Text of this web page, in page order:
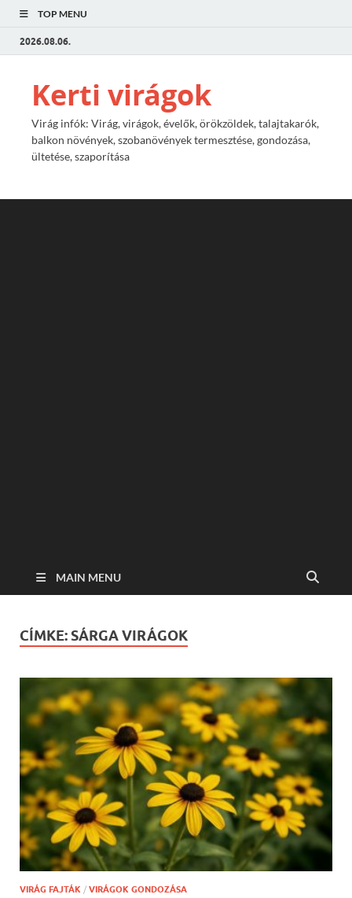
TOP MENU
2026.08.06.
Kerti virágok
Virág infók: Virág, virágok, évelők, örökzöldek, talajtakarók,
balkon növények, szobanövények termesztése, gondozása,
ültetése, szaporítása
MAIN MENU
CÍMKE: SÁRGA VIRÁGOK
VIRÁG FAJTÁK / VIRÁGOK GONDOZÁSA